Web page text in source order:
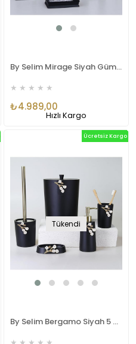
By Selim Mirage Siyah Gümüş 5 Parça Polyester Banyo Seti
★ ★ ★ ★ ★
₺4.989,00
Hızlı Kargo
Tükendi
By Selim Bergamo Siyah 5 Parça Polyester Banyo Seti
Ücretsiz Kargo